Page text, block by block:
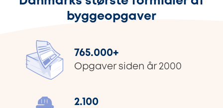
byggeopgaver
765.000+
Opgaver siden år 2000
2.100